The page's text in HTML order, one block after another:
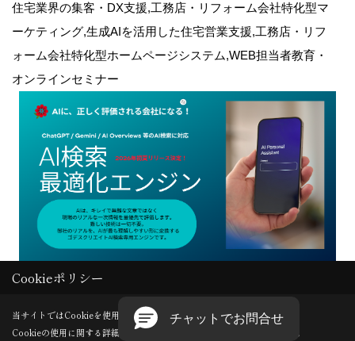
住宅業界の集客・DX支援,工務店・リフォーム会社特化型マ
ーケティング,生成AIを活用した住宅営業支援,工務店・リフ
ォーム会社特化型ホームページシステム,WEB担当者教育・
オンラインセミナー
Copyright (c) GODDESS CREATE. All Rights Reserved.
Produced byゴデスクリエイト
Cookieポリシー
当サイトではCookieを使用します。
Cookieの使用に関する詳細は 「プライバシーポリシー 」をご覧ください。